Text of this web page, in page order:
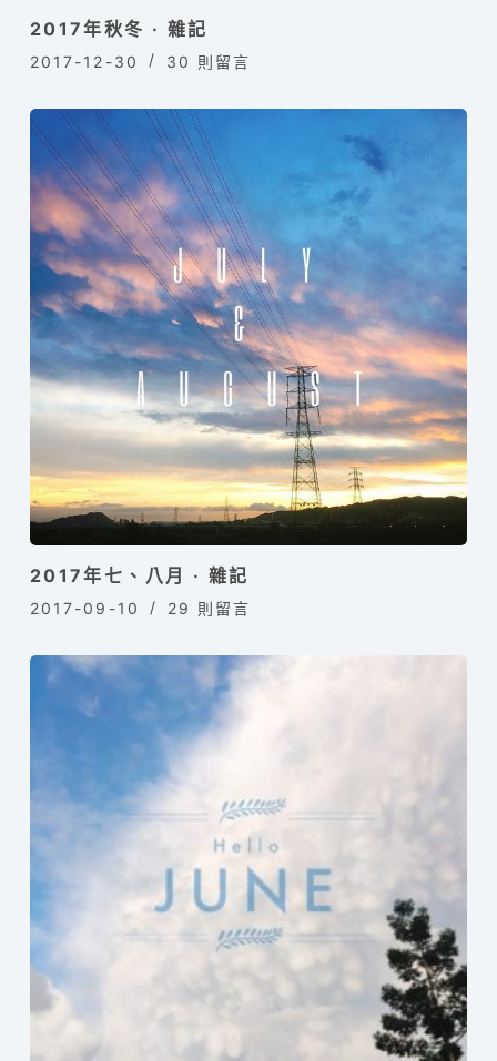
2017年秋冬 · 雜記
2017-12-30 30 則留言
2017年七、八月 · 雜記
2017-09-10 29 則留言